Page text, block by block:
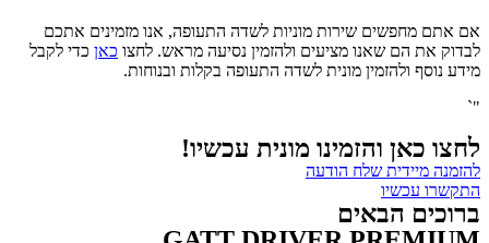
אם אתם מחפשים שירות מוניות לשדה התעופה, אנו מזמינים אתכם
לבדוק את הם שאנו מציעים ולהזמין נסיעה מראש. לחצו כאן כדי לקבל
מידע נוסף ולהזמין מונית לשדה התעופה בקלות ובנוחות.
"`
לחצו כאן והזמינו מונית עכשיו!
להזמנה מיידית שלח הודעה
התקשרו עכשיו
ברוכים הבאים